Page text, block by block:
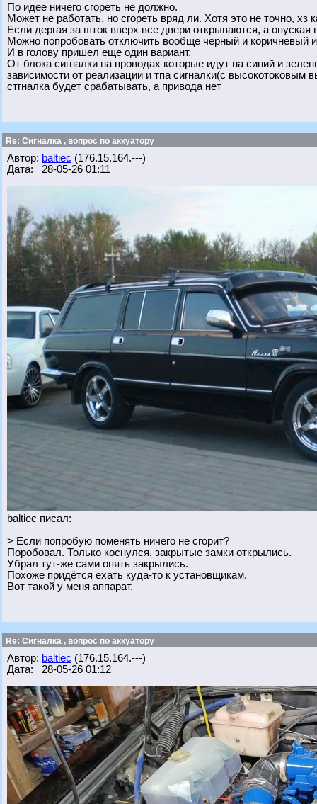
По идее ничего сгореть не должно.
Может не работать, но сгореть вряд ли. Хотя это не точно, хз
Если дергая за шток вверх все двери открываются, а
Можно попробовать отключить вообще черный и коричневый
И в голову пришел еще один вариант.
От блока сигналки на проводах которые идут на синий и
зависимости от реализации и тпа сигналки(с
стгналка будет срабатывать, а привода нет
Re: Сигналка , вопрос по аккуатору
Автор: baltiec (176.15.164.---)
Дата: 28-05-26 01:11
baltiec писал:
> Если попробую поменять ничего не сгорит?
Поробовал. Только коснулся, закрытые замки открылись.
Убрал тут-же сами опять закрылись.
Похоже придётся ехать куда-то к установщикам.
Вот такой у меня аппарат.
Re: Сигналка , вопрос по аккуатору
Автор: baltiec (176.15.164.---)
Дата: 28-05-26 01:12